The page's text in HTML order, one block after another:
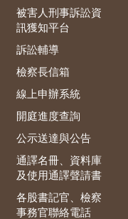
被害人刑事訴訟資
訊獲知平台
訴訟輔導
檢察長信箱
線上申辦系統
開庭進度查詢
公示送達與公告
通譯名冊、資料庫
及使用通譯聲請書
各股書記官、檢察
事務官聯絡電話